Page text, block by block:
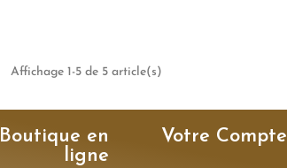
Affichage 1-5 de 5 article(s)
Boutique en
ligne
Votre Compte